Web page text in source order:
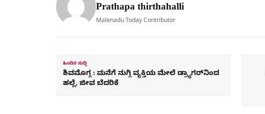
Prathapa thirthahalli
Malenadu Today Contributor
ಹಿಂದಿನ ಸುದ್ದಿ
ಶಿವಮೊಗ್ಗ : ಮನೆಗೆ ನುಗ್ಗಿ ವ್ಯಕ್ತಿಯ ಮೇಲೆ ಡ್ರ್ಯಾಗರ್‌ನಿಂದ
ಹಲ್ಲೆ, ಜೀವ ಬೆದರಿಕೆ